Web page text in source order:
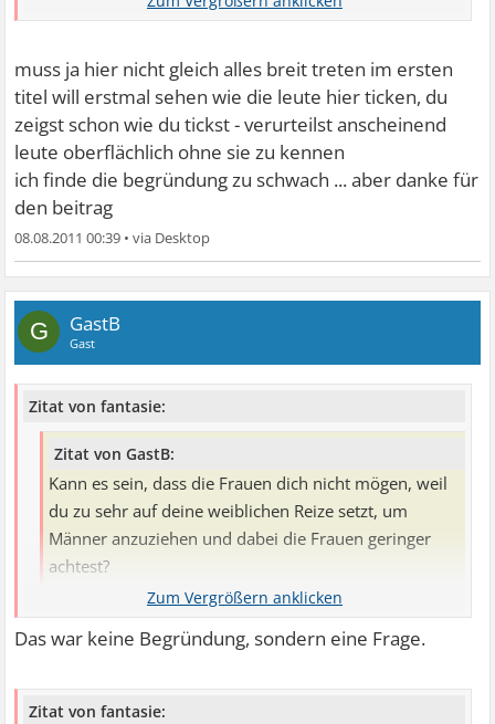
Kann es sein, dass die Frauen dich nicht mögen, weil du
zu sehr auf deine weiblichen Reize setzt, um Männer
anzuziehen und dabei die Frauen geringer achtest?
Von welchen "vielen Baustellen" hast du im Threadtitel
eigentlich gesprochen?
muss ja hier nicht gleich alles breit treten im ersten
titel will erstmal sehen wie die leute hier ticken, du
zeigst schon wie du tickst - verurteilst anscheinend
leute oberflächlich ohne sie zu kennen
ich finde die begründung zu schwach ... aber danke für
den beitrag
08.08.2011 00:39 •
G GastB
Gast
Zitat von fantasie:
Zitat von GastB:
Kann es sein, dass die Frauen dich nicht mögen, weil
du zu sehr auf deine weiblichen Reize setzt, um
Männer anzuziehen und dabei die Frauen geringer
achtest?
ich finde die begründung zu schwach ...
Das war keine Begründung, sondern eine Frage.
Zitat von fantasie: